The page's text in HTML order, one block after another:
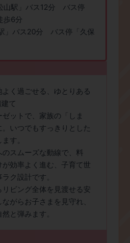
山駅」バス12分 バス停
歩6分
」バス20分 バス停「久保
く過ごせる、ゆとりある
て
ットで、家族の「しま
。いつでもすっきりとした
す。
スムーズな動線で、料
効率よく進む、子育て世
ク設計です。
ビング全体を見渡せる安
がらお子さまを見守れ、
と弾みます。